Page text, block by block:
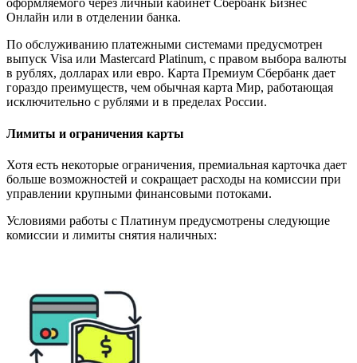
оформляемого через личный кабинет Сбербанк Бизнес
Онлайн или в отделении банка.
По обслуживанию платежными системами предусмотрен
выпуск Visa или Mastercard Platinum, с правом выбора валюты
в рублях, долларах или евро. Карта Премиум Сбербанк дает
гораздо преимуществ, чем обычная карта Мир, работающая
исключительно с рублями и в пределах России.
Лимиты и ограничения карты
Хотя есть некоторые ограничения, премиальная карточка дает
больше возможностей и сокращает расходы на комиссии при
управлении крупными финансовыми потоками.
Условиями работы с Платинум предусмотрены следующие
комиссии и лимиты снятия наличных: